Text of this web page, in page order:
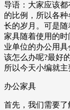
导语：大家应该
的比例，所以各
长的岁月。可是
家具随着使用的
业单位的办公用
该怎么办呢?最好
所以今天小编就
办公家具
首先，我们需要